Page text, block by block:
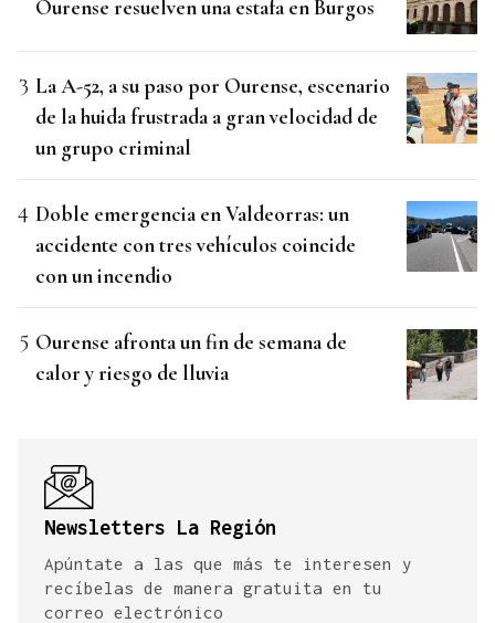
Ourense resuelven una estafa en Burgos
La A-52, a su paso por Ourense, escenario
de la huida frustrada a gran velocidad de
un grupo criminal
Doble emergencia en Valdeorras: un
accidente con tres vehículos coincide
con un incendio
Ourense afronta un fin de semana de
calor y riesgo de lluvia
Newsletters La Región
Apúntate a las que más te interesen y
recíbelas de manera gratuita en tu
correo electrónico